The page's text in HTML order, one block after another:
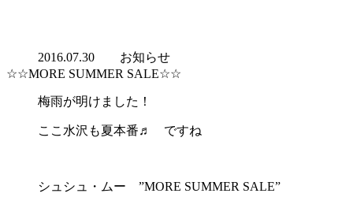
2016.07.30 お知らせ
☆☆MORE SUMMER SALE☆☆
梅雨が明けました！
ここ水沢も夏本番♬ ですね
シュシュ・ムー ”MORE SUMMER SALE”